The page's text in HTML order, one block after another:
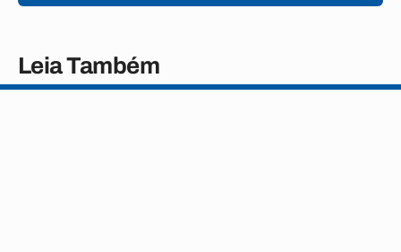
Leia Também